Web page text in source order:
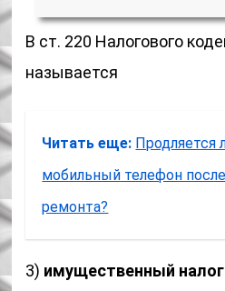
В ст. 220 Налогового
называется
Читать еще: Продляется
мобильный телефон
ремонта?
3) имущественный